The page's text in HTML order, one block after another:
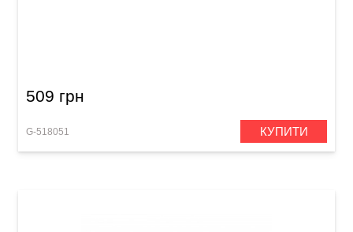
509 грн
G-518051 КУПИТИ